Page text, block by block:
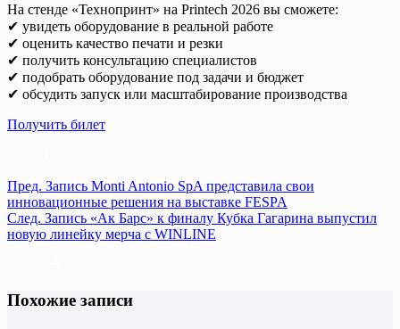
На стенде «Технопринт» на Printech 2026 вы сможете:
✔ увидеть оборудование в реальной работе
✔ оценить качество печати и резки
✔ получить консультацию специалистов
✔ подобрать оборудование под задачи и бюджет
✔ обсудить запуск или масштабирование производства
Получить билет
Пред. Запись Monti Antonio SpA представила свои
инновационные решения на выставке FESPA
След. Запись «Ак Барс» к финалу Кубка Гагарина выпустил
новую линейку мерча с WINLINE
Похожие записи